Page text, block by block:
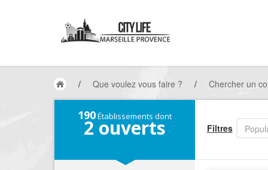
/ Que voulez vous faire ? / Chercher un
190Établissements dont
2 ouverts Filtres